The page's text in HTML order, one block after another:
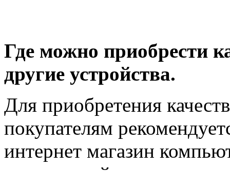
Где можно приобрести
другие устройства.
Для приобретения
покупателям
интернет магазин